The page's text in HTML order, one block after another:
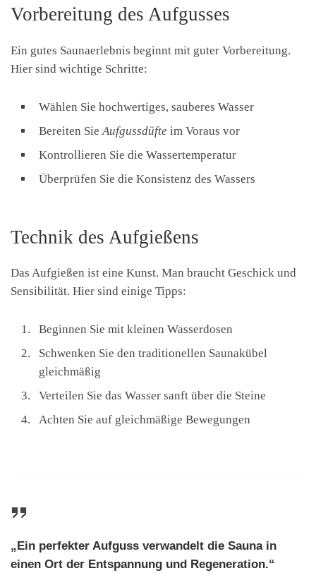
Vorbereitung des Aufgusses
Ein gutes Saunaerlebnis beginnt mit guter Vorbereitung.
Hier sind wichtige Schritte:
Wählen Sie hochwertiges, sauberes Wasser
Bereiten Sie Aufgussdüfte im Voraus vor
Kontrollieren Sie die Wassertemperatur
Überprüfen Sie die Konsistenz des Wassers
Technik des Aufgießens
Das Aufgießen ist eine Kunst. Man braucht Geschick und
Sensibilität. Hier sind einige Tipps:
Beginnen Sie mit kleinen Wasserdosen
Schwenken Sie den traditionellen Saunakübel
gleichmäßig
Verteilen Sie das Wasser sanft über die Steine
Achten Sie auf gleichmäßige Bewegungen
„Ein perfekter Aufguss verwandelt die Sauna in
einen Ort der Entspannung und Regeneration.“